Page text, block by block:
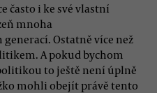
často i ke své vlastní
mnoha
Ostatně více než
A pokud bychom
to ještě není úplně
mohli obejít právě tento